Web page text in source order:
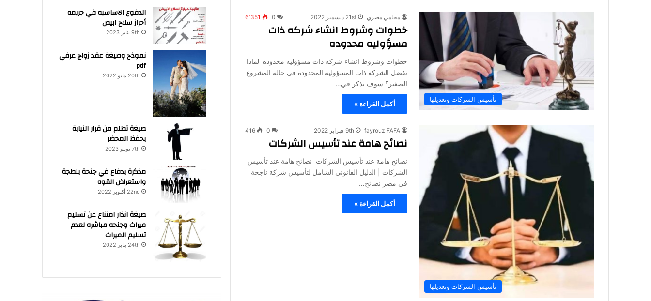
تأسيس الشركات وتعديلها
محامي مصري 21st ديسمبر 2022 0 6٬351
خطوات وشروط انشاء شركه ذات
مسؤوليه محدوده
خطوات وشروط انشاء شركه ذات مسؤوليه محدوده لماذا
تفضل الشركة ذات المسؤولية المحدودة في حالة المشروع
الصغير؟ سوف نذكر في…
أكمل القراءة »
تأسيس الشركات وتعديلها
fayrouz FAFA 9th فبراير 2022 0
416
نصائح هامة عند تأسيس الشركات
نصائح هامة عند تأسيس الشركات نصائح هامة عند تأسيس
الشركات | الدليل القانوني الشامل لتأسيس شركة ناجحة
في مصر نصائح…
أكمل القراءة »
الدفوع الاساسيه في جريمه
أحراز سلاح ابيض
9th يناير 2023
نموذج وصيغة عقد زواج عرفي
pdf
20th مايو 2022
صيغة تظلم من قرار النيابة
بحفظ المحضر
7th يونيو 2023
مذكرة بدفاع في جنحة بلطجة
واستعراض القوه
22nd أكتوبر 2022
صيغة انذار امتناع عن تسليم
ميراث وجنحه مباشره لعدم
تسليم الميراث
24th يناير 2022